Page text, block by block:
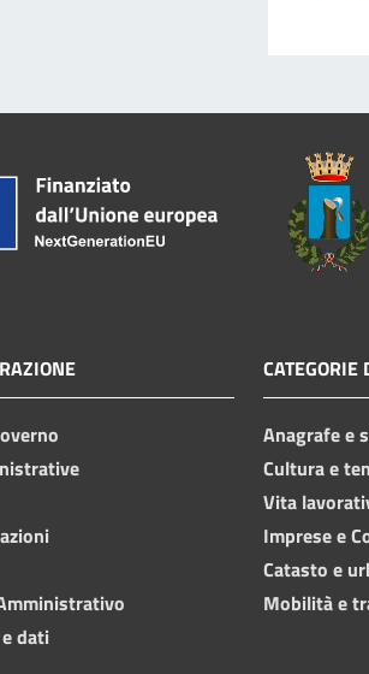
dati
Anagrafe e
Cultura e
Vita
Imprese e
Catasto e
Mobilità e